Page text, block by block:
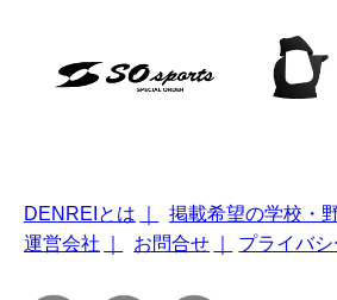
DENREIとは 掲載希望の学校・
運営会社
お問合せ プライバ